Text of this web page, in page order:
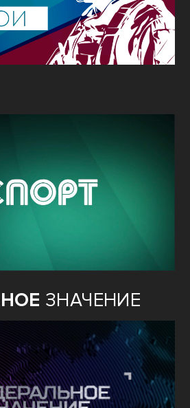
ЗНАЧЕНИЕ